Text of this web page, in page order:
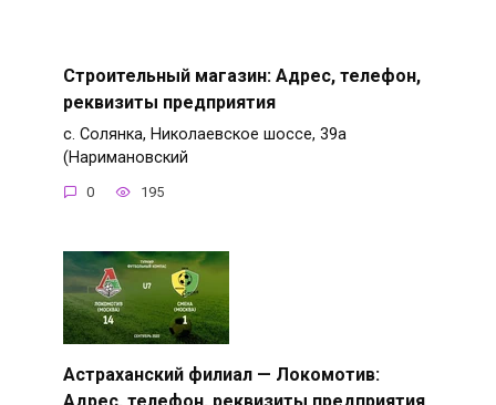
Строительный магазин: Адрес, телефон,
реквизиты предприятия
с. Солянка, Николаевское шоссе, 39а
(Наримановский
0 195
Астраханский филиал — Локомотив: